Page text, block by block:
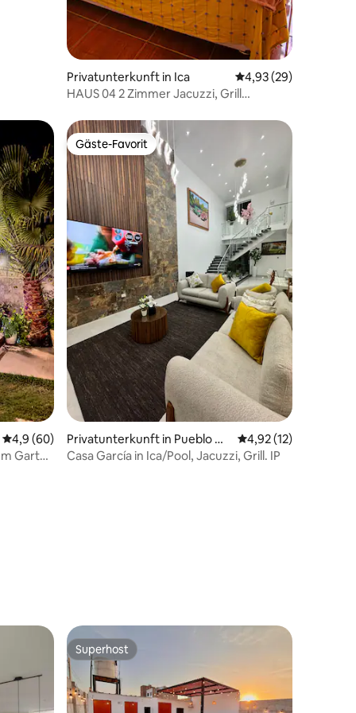
BewertungenPrivatunterkunft in Ica Durchschnittliche
4,93 (29)
HAUS 04 2 Zimmer Jacuzzi, Grill
Durchschnittliche Bewertung: 4,9 von 5, 60 Bewertungen
4,9 (60)
Garten
Gäste-Favorit
Gäste-Favorit
Privatunterkunft in Pueblo Nu
evo
Durchschnittliche
4,92 (12)
Casa García in Ica/Pool, Jacuzzi, Grill. IP
Superhost
Superhost